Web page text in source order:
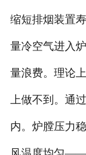
缩短排烟装置
量冷空气进入
量浪费。理论
上做不到。通
内。炉膛压力